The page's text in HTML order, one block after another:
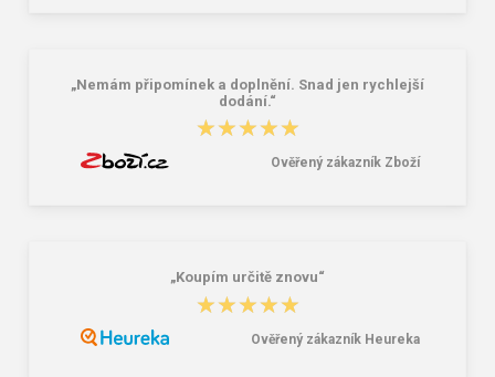
„Nemám připomínek a doplnění. Snad jen rychlejší
dodání.“
★★★★★
★★★★★
Ověřený zákazník Zboží
„Koupím určitě znovu“
★★★★★
★★★★★
Ověřený zákazník Heureka